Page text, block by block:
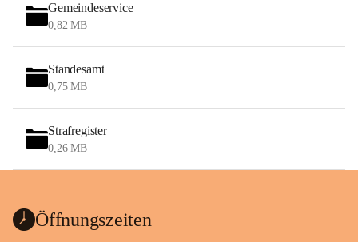
Gemeindeservice
0,82 MB
Standesamt
0,75 MB
Strafregister
0,26 MB
Öffnungszeiten